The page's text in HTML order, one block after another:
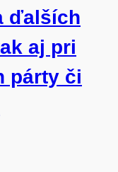
ďalších
aj pri
párty či